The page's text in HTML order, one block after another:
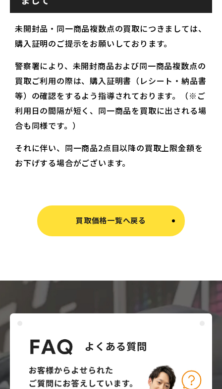
未開封品・同一商品複数点の買取につきましては、
購入証明のご提示をお願いしております。
警察署により、未開封商品および同一商品複数点の
買取ご利用の際は、購入証明書（レシート・納品書
等）の確認をするよう指導されております。（※ご
利用日の間隔が短く、同一商品を買取に出される場
合も同様です。）
それに伴い、同一商品2点目以降の買取上限金額を
お下げする場合がございます。
買取価格一覧へ戻る